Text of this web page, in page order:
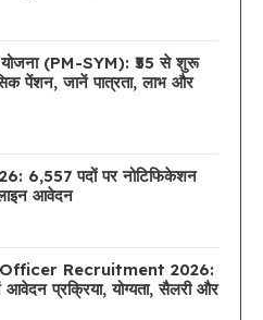
योजना (PM-SYM): ₹55 से शुरू
पेंशन, जानें पात्रता, लाभ और
6,557 पदों पर नोटिफिकेशन
आवेदन
Recruitment 2026:
आवेदन प्रक्रिया, योग्यता, सैलरी और